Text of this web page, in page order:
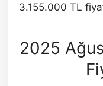
3.155.000 TL
2025